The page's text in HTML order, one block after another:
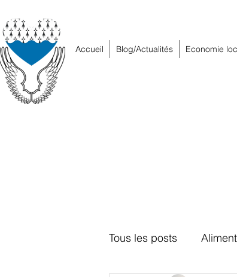
Accueil Blog/Actualités Economie
Tous les posts